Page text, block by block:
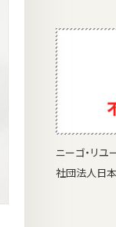
ニーゴ・リユ
社団法人日